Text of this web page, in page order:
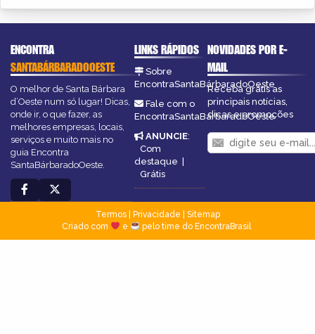
ENCONTRA
SANTABÁRBARADOOESTE
O melhor de Santa Bárbara
d’Oeste num só lugar! Dicas,
onde ir, o que fazer, as
melhores empresas, locais,
serviços e muito mais no
guia Encontra
SantaBárbaradoOeste.
LINKS RÁPIDOS
Sobre
EncontraSantaBárbaradoOeste
Fale com o
EncontraSantaBárbaradoOeste
ANUNCIE:
Com
destaque |
Grátis
NOVIDADES POR E-
MAIL
Receba grátis as
principais notícias,
dicas e promoções
Termos| Privacidade
Sitemap
Criado com
e pelo time do EncontraBrasil